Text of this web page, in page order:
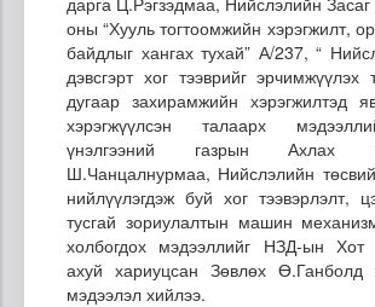
оны “Хууль тогтоомжийн хэрэгжилт,
байдлыг хангах тухай” А/237, “
дэвсгэрт хог тээврийг эрчимжүүлэх
дугаар захирамжийн хэрэгжилтэд
хэрэгжүүлсэн талаарх
үнэлгээний газрын Ахлах
Ш.Чанцалнурмаа, Нийслэлийн
нийлүүлэгдэж буй хог тээвэрлэлт,
тусгай зориулалтын машин
холбогдох мэдээллийг НЗД-ын
ахуй хариуцсан Зөвлөх Ө.Ганболд
мэдээлэл хийлээ.